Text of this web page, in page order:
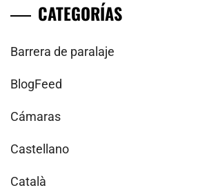
CATEGORÍAS
Barrera de paralaje
BlogFeed
Cámaras
Castellano
Català